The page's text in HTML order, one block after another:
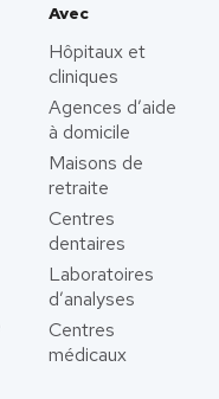
Avec
Hôpitaux et
cliniques
Agences d’aide
à domicile
Maisons de
retraite
Centres
dentaires
Laboratoires
d’analyses
Centres
médicaux